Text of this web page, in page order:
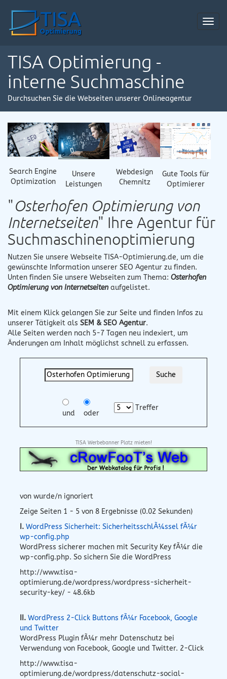
TISA Optimierung -
interne Suchmaschine
Durchsuchen Sie die Webseiten unserer Onlineagentur
Search Engine
Optimization
Unsere
Leistungen
Webdesign
Chemnitz
Gute Tools für
Optimierer
"Osterhofen Optimierung von
Internetseiten" Ihre Agentur für
Suchmaschinenoptimierung
Nutzen Sie unsere Webseite TISA-Optimierung.de, um die
gewünschte Information unserer SEO Agentur zu finden.
Unten finden Sie unsere Webseiten zum Thema: Osterhofen
Optimierung von Internetseiten aufgelistet.
Mit einem Klick gelangen Sie zur Seite und finden Infos zu
unserer Tätigkeit als SEM & SEO Agentur.
Alle Seiten werden nach 5-7 Tagen neu indexiert, um
Änderungen am Inhalt möglichst schnell zu erfassen.
und oder
Treffer
TISA Werbebanner Platz mieten!
von wurde/n ignoriert
Zeige Seiten 1 - 5 von 8 Ergebnisse (0.02 Sekunden)
I. WordPress Sicherheit: SicherheitsschlÃ¼ssel fÃ¼r
wp-config.php
WordPress sicherer machen mit Security Key fÃ¼r die
wp-config.php. So sichern Sie die WordPress
http://www.tisa-
optimierung.de/wordpress/wordpress-sicherheit-
security-key/ - 48.6kb
II. WordPress 2-Click Buttons fÃ¼r Facebook, Google
und Twitter
WordPress Plugin fÃ¼r mehr Datenschutz bei
Verwendung von Facebook, Google und Twitter. 2-Click
http://www.tisa-
optimierung.de/wordpress/datenschutz-social-